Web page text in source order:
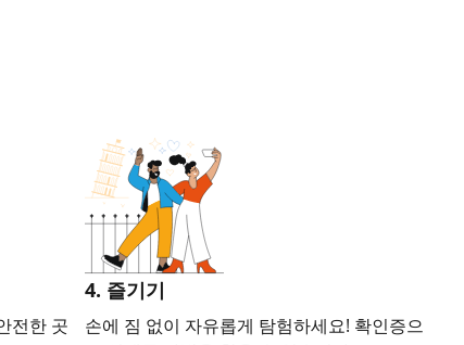
전한 곳
4. 즐기기
손에 짐 없이 자유롭게 탐험하세요! 확인증으